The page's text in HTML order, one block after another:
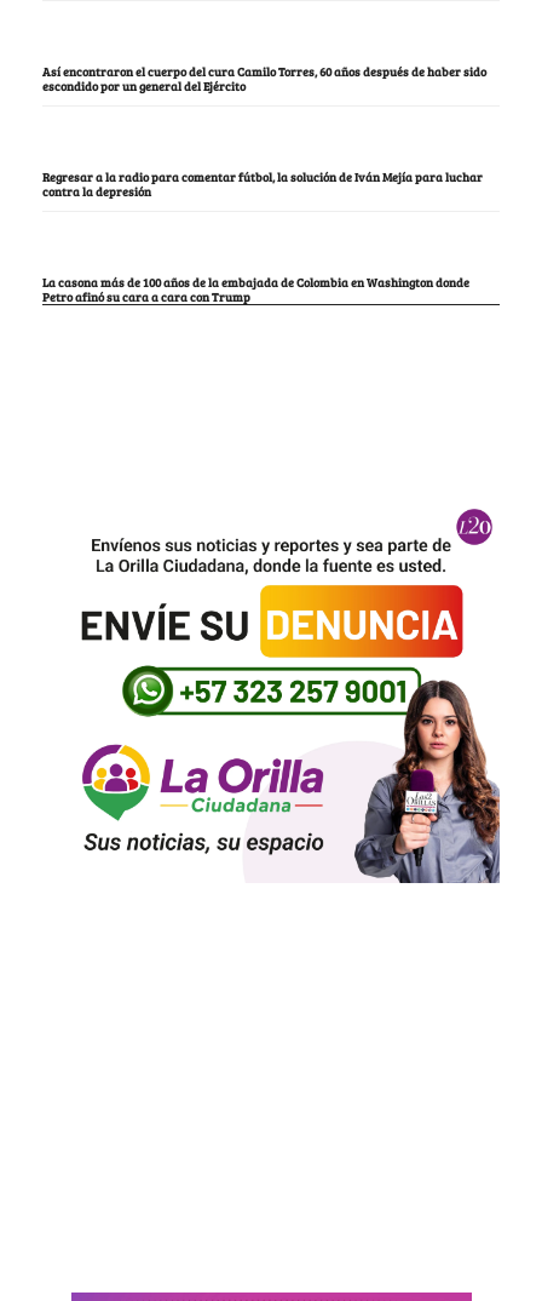
Así encontraron el cuerpo del cura Camilo Torres, 60 años después de haber sido
escondido por un general del Ejército
Regresar a la radio para comentar fútbol, la solución de Iván Mejía para luchar
contra la depresión
La casona más de 100 años de la embajada de Colombia en Washington donde
Petro afinó su cara a cara con Trump